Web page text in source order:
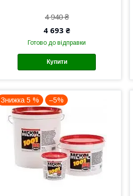
4 940 ₴
4 693 ₴
Готово до відправки
Купити
Знижка 5 % –5%